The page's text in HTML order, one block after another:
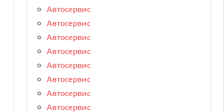
Автосервис
Автосервис
Автосервис
Автосервис
Автосервис
Автосервис
Автосервис
Автосервис